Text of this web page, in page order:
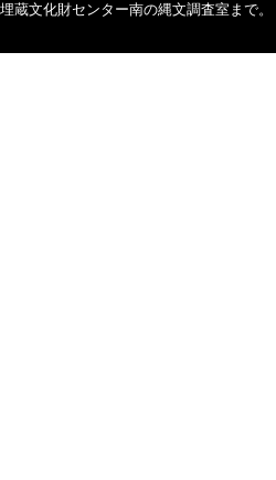
蔵文化財センター南の縄文調査室まで。